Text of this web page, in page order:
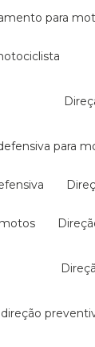
para
defensiva para
direção